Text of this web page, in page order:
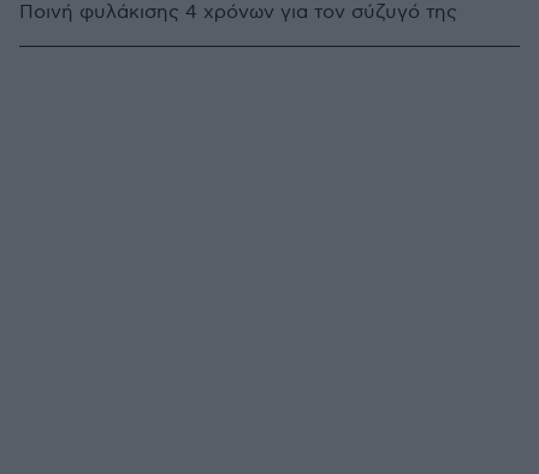
Ποινή φυλάκισης 4 χρόνων για τον σύζυγό της